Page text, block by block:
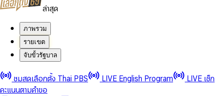
ล่าสุด
ภาพรวม
รายเขต
จับขั้วรัฐบาล
ชมสดเลือกตั้ง Thai PBS LIVE English Program
LIVE เช็ก
คะแนนตามคำขอ
0
1
2
0
1
2
0
1 0